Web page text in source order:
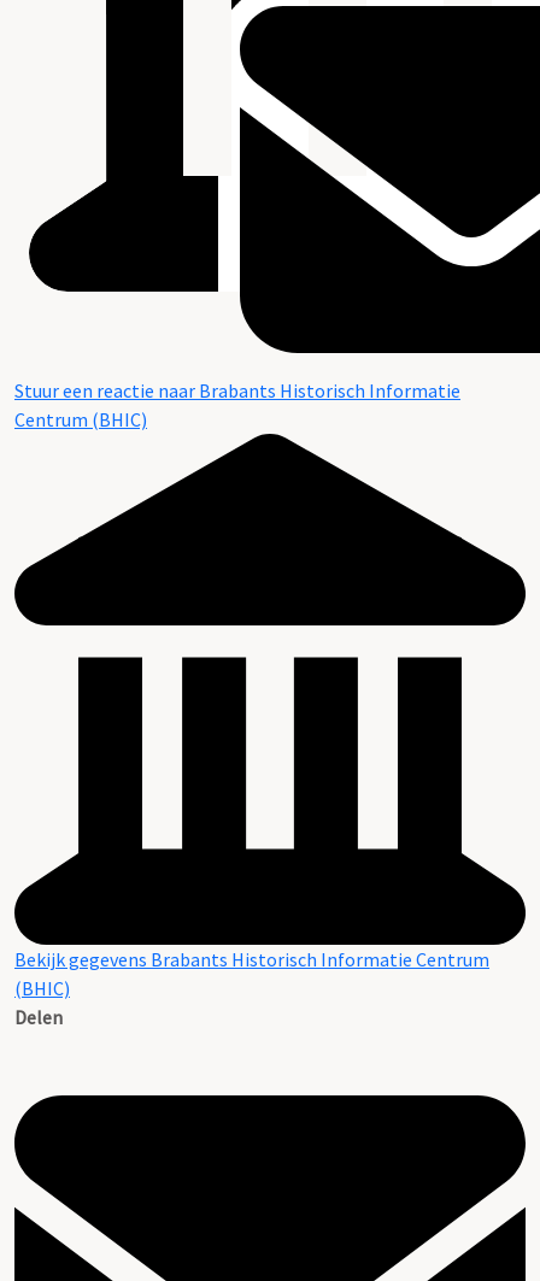
Stuur een reactie naar Brabants Historisch Informatie
Centrum (BHIC)
Bekijk gegevens Brabants Historisch Informatie Centrum
(BHIC)
Delen